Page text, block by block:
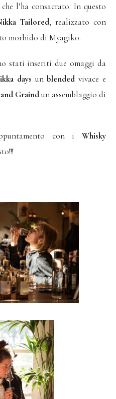
l’ha consacrato. In questo
Tailored, realizzato con
morbido di Myagiko.
stati inseriti due omaggi da
days unblended vivace e
Graindun assemblaggio di
con i Whisky